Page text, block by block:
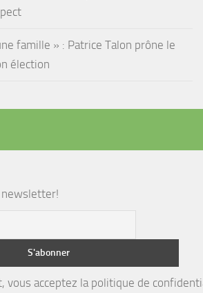
famille » : Patrice Talon prône le
élection
newsletter!
vous acceptez la politique de